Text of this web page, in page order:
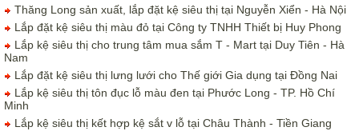
Thăng Long sản xuất, lắp đặt kệ siêu thị tại Nguyễn Xiển - Hà Nội
Lắp đặt kệ siêu thị màu đỏ tại Công ty TNHH Thiết bị Huy Phong
Lắp kệ siêu thị cho trung tâm mua sắm T - Mart tại Duy Tiên - Hà
Nam
Lắp đặt kệ siêu thị lưng lưới cho Thế giới Gia dụng tại Đồng Nai
Lắp kệ siêu thị tôn đục lỗ màu đen tại Phước Long - TP. Hồ Chí
Minh
Lắp kệ siêu thị kết hợp kệ sắt v lỗ tại Châu Thành - Tiền Giang